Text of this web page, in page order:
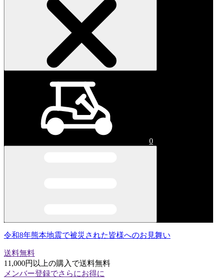
0
令和8年熊本地震で被災された皆様へのお見舞い
送料無料
11,000円以上の購入で送料無料
メンバー登録でさらにお得に